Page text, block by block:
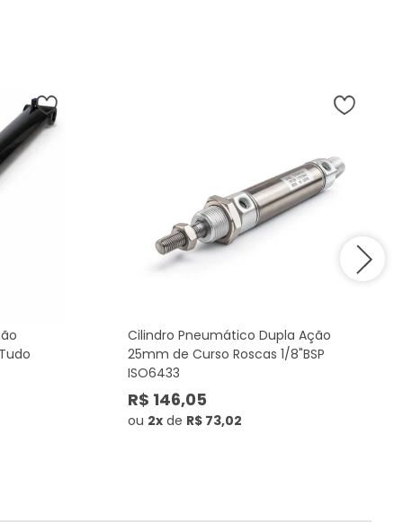
Cilindro Pneumático Dupla Ação
25mm de Curso Roscas 1/8"BSP
ISO6433
R$ 146,05
ou 2x de R$ 73,02